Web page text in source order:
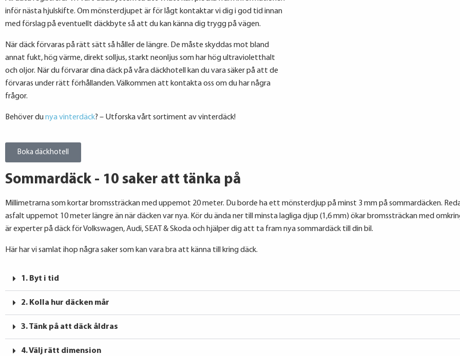
inför nästa hjulskifte. Om mönsterdjupet är för lågt kontaktar vi dig i god tid innan
med förslag på eventuellt däckbyte så att du kan känna dig trygg på vägen.
När däck förvaras på rätt sätt så håller de längre. De måste skyddas mot bland
annat fukt, hög värme, direkt solljus, starkt neonljus som har hög ultravioletthalt
och oljor. När du förvarar dina däck på våra däckhotell kan du vara säker på att de
förvaras under rätt förhållanden. Välkommen att kontakta oss om du har några
frågor.
Behöver dunya vinterdäck? – Utforska vårt sortiment av vinterdäck!
Boka däckhotell
Sommardäck - 10 saker att tänka på
Millimetrarna som kortar bromssträckan med uppemot 20 meter. Du borde ha ett mönsterdjup på minst 3 mm på sommardäcken.
asfalt uppemot 10 meter längre än när däcken var nya. Kör du ända ner till minsta lagliga djup (1,6 mm) ökar bromssträckan med
är experter på däck för Volkswagen, Audi, SEAT & Skoda och hjälper dig att ta fram nya sommardäck till din bil.
Här har vi samlat ihop några saker som kan vara bra att känna till kring däck.
1. Byt i tid
2. Kolla hur däcken mår
3. Tänk på att däck åldras
4. Välj rätt dimension